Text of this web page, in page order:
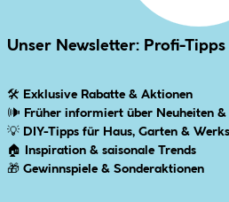
Unser Newsletter: Profi-
🛠 Exklusive Rabatte & Aktionen
🕪 Früher informiert über Neuheiten &
💡 DIY-Tipps für Haus, Garten &
🏠
Inspiration & saisonale Trends
🎁 Gewinnspiele & Sonderaktionen